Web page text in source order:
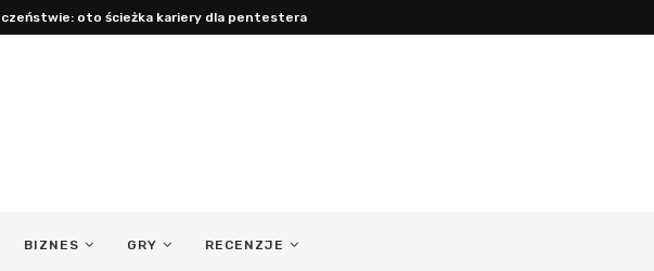
jak być obecnym ojcem...
BIZNES GRY RECENZJE